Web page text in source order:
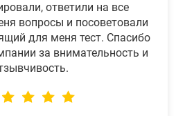
ответили на все
вопросы и посоветовали
для меня тест. Спасибо
за внимательность и